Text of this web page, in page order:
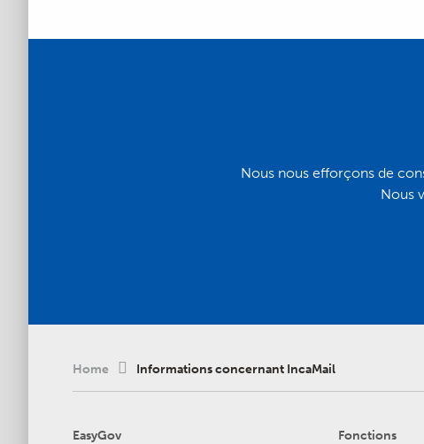
Nous nous efforçons de
Nous
Home Informations concernant IncaMail
EasyGov Fonctions